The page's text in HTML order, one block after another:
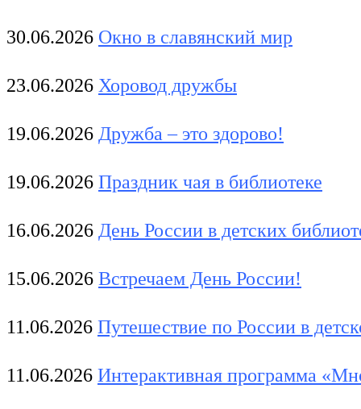
30.06.2026 Окно в славянский мир
23.06.2026 Хоровод дружбы
19.06.2026 Дружба – это здорово!
19.06.2026 Праздник чая в библиотеке
16.06.2026 День России в детских
15.06.2026 Встречаем День России!
11.06.2026 Путешествие по России в
11.06.2026 Интерактивная программа